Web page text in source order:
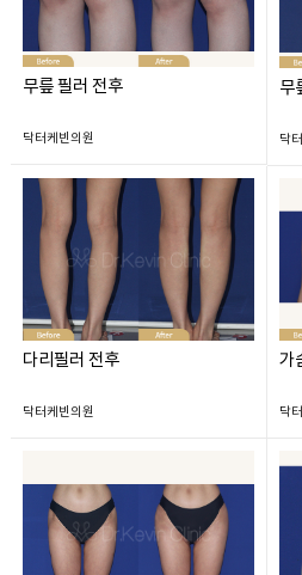
무릎 필러 전후
닥터케빈의원
무
닥
다리필러 전후
닥터케빈의원
가
닥